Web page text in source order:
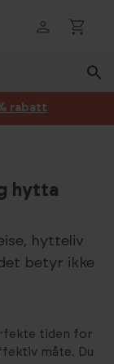
rabatt
hytta
hytteliv
betyr ikke
tiden for
måte. Du